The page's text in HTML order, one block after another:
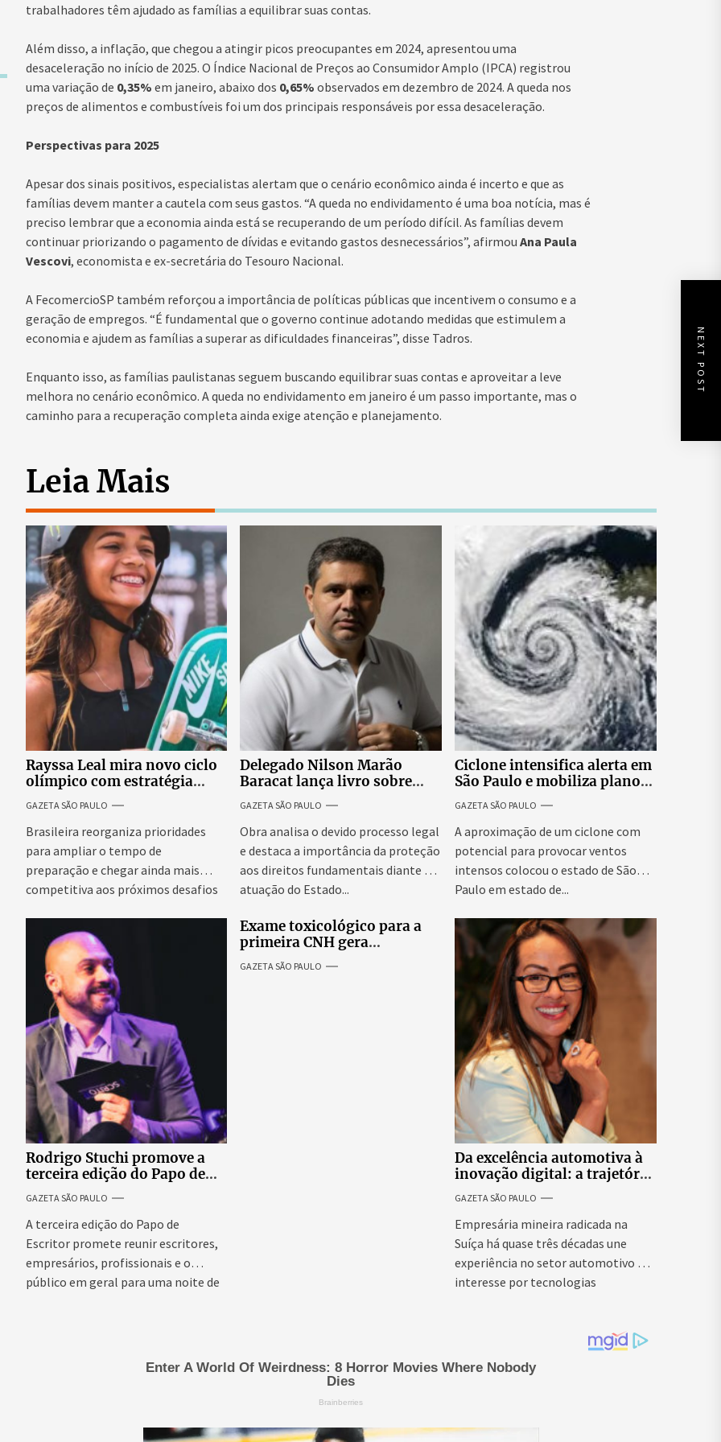
trabalhadores têm ajudado as famílias a equilibrar suas contas.
Além disso, a inflação, que chegou a atingir picos preocupantes em 2024, apresentou uma
desaceleração no início de 2025. O Índice Nacional de Preços ao Consumidor Amplo (IPCA) registrou
uma variação de 0,35% em janeiro, abaixo dos 0,65% observados em dezembro de 2024. A queda nos
preços de alimentos e combustíveis foi um dos principais responsáveis por essa desaceleração.
Perspectivas para 2025
Apesar dos sinais positivos, especialistas alertam que o cenário econômico ainda é incerto e que as
famílias devem manter a cautela com seus gastos. “A queda no endividamento é uma boa notícia, mas é
preciso lembrar que a economia ainda está se recuperando de um período difícil. As famílias devem
continuar priorizando o pagamento de dívidas e evitando gastos desnecessários”, afirmou Ana Paula
Vescovi, economista e ex-secretária do Tesouro Nacional.
A FecomercioSP também reforçou a importância de políticas públicas que incentivem o consumo e a
geração de empregos. “É fundamental que o governo continue adotando medidas que estimulem a
economia e ajudem as famílias a superar as dificuldades financeiras”, disse Tadros.
Enquanto isso, as famílias paulistanas seguem buscando equilibrar suas contas e aproveitar a leve
melhora no cenário econômico. A queda no endividamento em janeiro é um passo importante, mas o
caminho para a recuperação completa ainda exige atenção e planejamento.
NEXT POST
Leia Mais
Rayssa Leal mira novo ciclo
olímpico com estratégia
voltada a mais treinos e
evolução no skate
GAZETA SÃO PAULO
Brasileira reorganiza prioridades
para ampliar o tempo de
preparação e chegar ainda mais
competitiva aos próximos desafios
Delegado Nilson Marão
Baracat lança livro sobre
garantias constitucionais no
processo penal brasileiro
GAZETA SÃO PAULO
Obra analisa o devido processo legal
e destaca a importância da proteção
aos direitos fundamentais diante da
atuação do Estado...
Ciclone intensifica alerta em
São Paulo e mobiliza plano
emergencial para evitar
impactos no fornecimento
de energia
GAZETA SÃO PAULO
A aproximação de um ciclone com
potencial para provocar ventos
intensos colocou o estado de São
Paulo em estado de...
Rodrigo Stuchi promove a
terceira edição do Papo de
Escritor, podcast ao vivo que
reúne especialistas para
discutir saúde mental e
prosperidade.
GAZETA SÃO PAULO
A terceira edição do Papo de
Escritor promete reunir escritores,
empresários, profissionais e o
público em geral para uma noite de
Exame toxicológico para a
primeira CNH gera
denúncias de cortes
excessivos de cabelo e
GAZETA SÃO PAULO
Da excelência automotiva à
inovação digital: a trajetória
internacional da empresária
Adriene Silva
GAZETA SÃO PAULO
Empresária mineira radicada na
Suíça há quase três décadas une
experiência no setor automotivo e
interesse por tecnologias